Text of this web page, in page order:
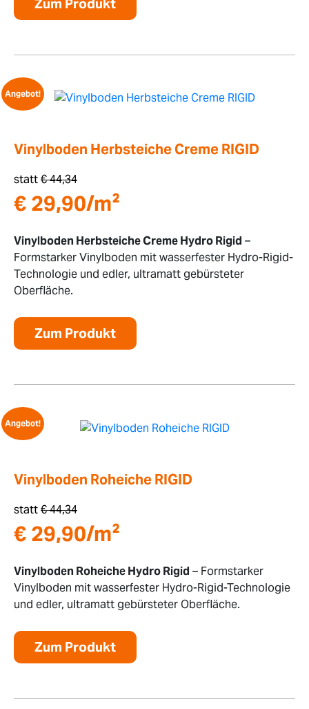
Zum Produkt
Angebot!
Vinylboden Herbsteiche Creme RIGID
statt€44,34
€ 29,90/m²
Vinylboden Herbsteiche Creme Hydro Rigid –
Formstarker Vinylboden mit wasserfester Hydro-Rigid-
Technologie und edler, ultramatt gebürsteter
Oberfläche.
Zum Produkt
Angebot!
Vinylboden Roheiche RIGID
statt€44,34
€ 29,90/m²
Vinylboden Roheiche Hydro Rigid – Formstarker
Vinylboden mit wasserfester Hydro-Rigid-Technologie
und edler, ultramatt gebürsteter Oberfläche.
Zum Produkt